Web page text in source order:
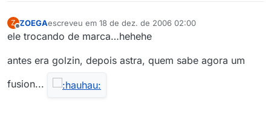
Z
Offline
ZOEGAescreveu em 18 de dez. de 2006 02:00
última edição por
ele trocando de marca…hehehe
antes era golzin, depois astra, quem sabe agora um
fusion...